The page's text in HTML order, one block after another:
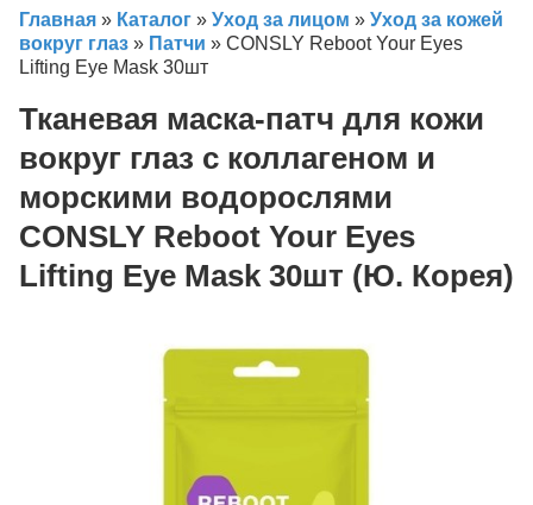
Главная » Каталог » Уход за лицом » Уход за кожей
вокруг глаз » Патчи » CONSLY Reboot Your Eyes
Lifting Eye Mask 30шт
Тканевая маска-патч для кожи
вокруг глаз с коллагеном и
морскими водорослями
CONSLY Reboot Your Eyes
Lifting Eye Mask 30шт (Ю. Корея)